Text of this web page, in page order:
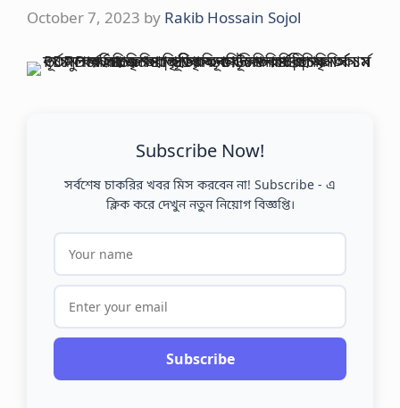
October 7, 2023 by Rakib Hossain Sojol
Subscribe Now!
সর্বশেষ চাকরির খবর মিস করবেন না! Subscribe - এ
ক্লিক করে দেখুন নতুন নিয়োগ বিজ্ঞপ্তি।
Subscribe